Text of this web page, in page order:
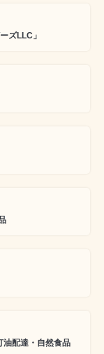
ズLLC」
油配達・自然食品